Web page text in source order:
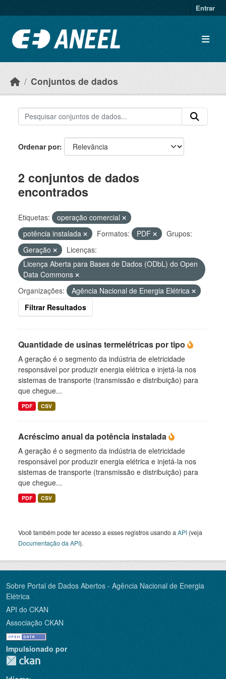
Entrar
Conjuntos de dados
Ordenar por
2 conjuntos de dados
encontrados
Etiquetas:
operação comercial
potência instalada
Formatos: PDF
Grupos:
Geração
Licenças:
Licença Aberta para Bases de Dados (ODbL) do Open
Data Commons
Organizações:
Agência Nacional de Energia Elétrica
Filtrar Resultados
Quantidade de usinas termelétricas por tipo
A geração é o segmento da indústria de eletricidade
responsável por produzir energia elétrica e injetá-la nos
sistemas de transporte (transmissão e distribuição) para
que chegue...
PDF CSV
Acréscimo anual da potência instalada
A geração é o segmento da indústria de eletricidade
responsável por produzir energia elétrica e injetá-la nos
sistemas de transporte (transmissão e distribuição) para
que chegue...
PDF CSV
Você também pode ter acesso a esses registros usando a API (veja
Documentação da API).
Sobre Portal de Dados Abertos - Agência Nacional de Energia
Elétrica
API do CKAN
Associação CKAN
Impulsionado por